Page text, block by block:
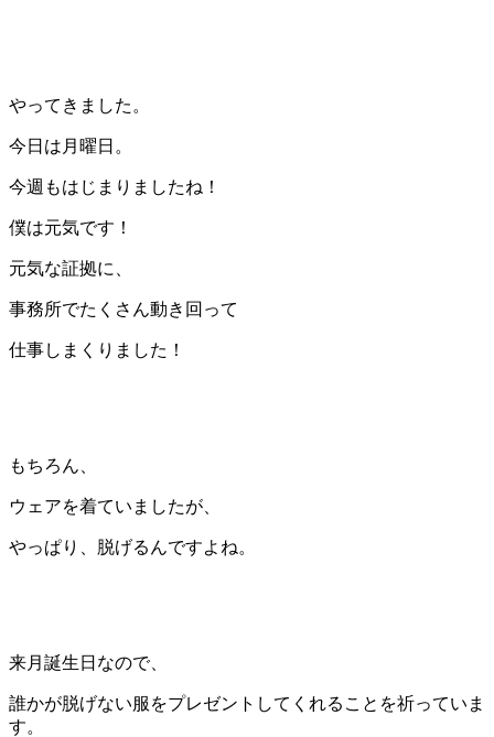
やってきました。
今日は月曜日。
今週もはじまりましたね！
僕は元気です！
元気な証拠に、
事務所でたくさん動き回って
仕事しまくりました！
もちろん、
ウェアを着ていましたが、
やっぱり、脱げるんですよね。
来月誕生日なので、
誰かが脱げない服をプレゼントしてくれることを祈っていま
す。